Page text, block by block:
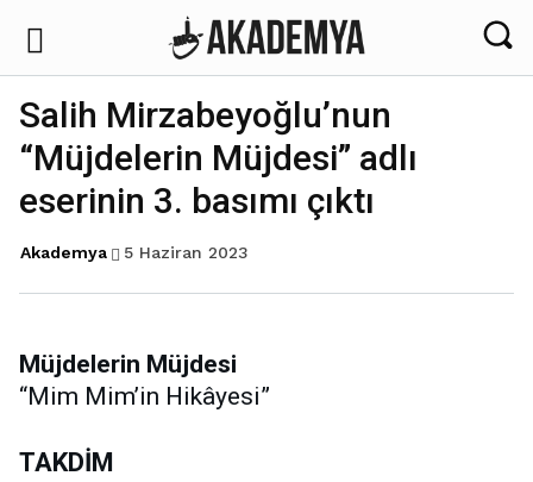
Salih Mirzabeyoğlu’nun
“Müjdelerin Müjdesi” adlı
eserinin 3. basımı çıktı
Akademya 5 Haziran 2023
Müjdelerin Müjdesi
“Mim Mim’in Hikâyesi”
TAKDİM